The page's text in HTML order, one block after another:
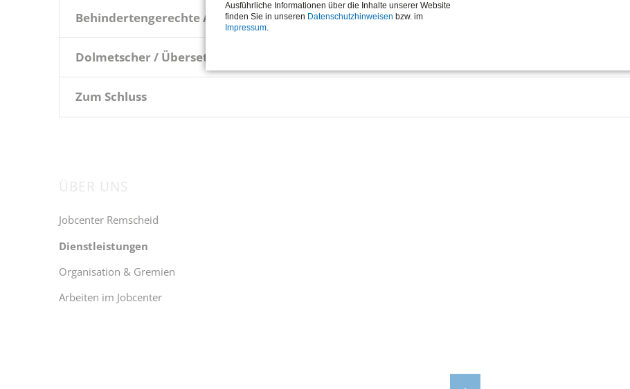
Behindertengerechte Ausstattung
Dolmetscher / Übersetzer
Zum Schluss
Navigation
ÜBER UNS
Jobcenter Remscheid
Dienstleistungen
Organisation & Gremien
Arbeiten im Jobcenter
Ausführliche Informationen über die Inhalte unserer Website
finden Sie in unseren Datenschutzhinweisen bzw. im
Impressum.